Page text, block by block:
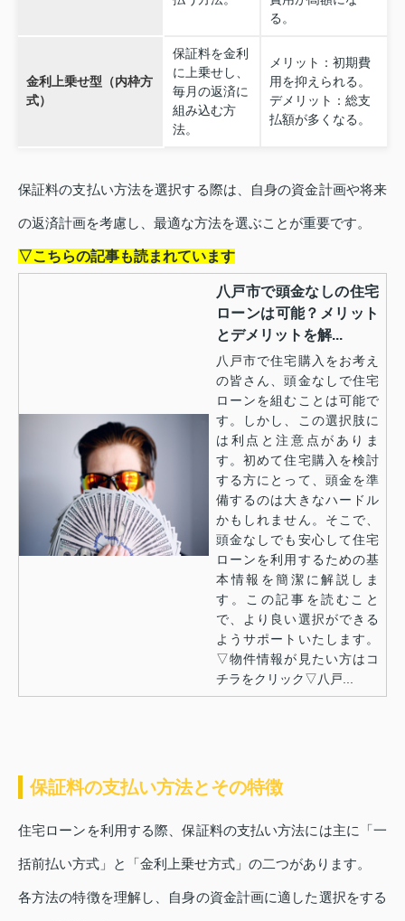
る。
金利上乗せ型（内枠方
式）
保証料を金利
に上乗せし、
毎月の返済に
組み込む方
法。
メリット：初期費
用を抑えられる。
デメリット：総支
払額が多くなる。
保証料の支払い方法を選択する際は、自身の資金計画や将来
の返済計画を考慮し、最適な方法を選ぶことが重要です。
▽こちらの記事も読まれています
八戸市で頭金なしの住宅
ローンは可能？メリット
とデメリットを解...
八戸市で住宅購入をお考え
の皆さん、頭金なしで住宅
ローンを組むことは可能で
す。しかし、この選択肢に
は利点と注意点がありま
す。初めて住宅購入を検討
する方にとって、頭金を準
備するのは大きなハードル
かもしれません。そこで、
頭金なしでも安心して住宅
ローンを利用するための基
本情報を簡潔に解説しま
す。この記事を読むこと
で、より良い選択ができる
ようサポートいたします。
▽物件情報が見たい方はコ
チラをクリック▽八戸...
保証料の支払い方法とその特徴
住宅ローンを利用する際、保証料の支払い方法には主に「一
括前払い方式」と「金利上乗せ方式」の二つがあります。
各方法の特徴を理解し、自身の資金計画に適した選択をする